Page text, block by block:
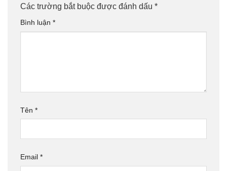
Các trường bắt buộc được đánh dấu *
Bình luận *
Tên *
Email *